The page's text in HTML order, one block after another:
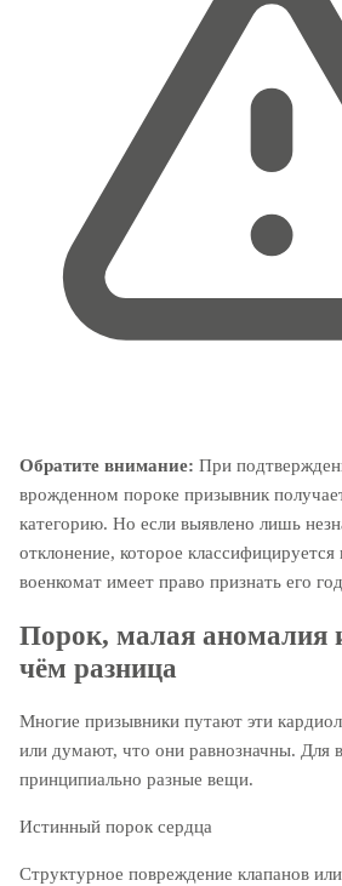
Обратите внимание: При
врожденном пороке призывник
категорию. Но если выявлено лишь
отклонение, которое классифицируется
военкомат имеет право признать его
Порок, малая аномалия
чём разница
Многие призывники путают эти
или думают, что они равнозначны. Для
принципиально разные вещи.
Истинный порок сердца
Структурное повреждение клапанов